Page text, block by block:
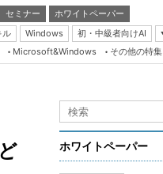
セミナー
ホワイトペーパー
ル Windows 初・中級者向けAI
Server & Storage
Java Agile
Microsoft&Windows その他の特集
ホワイトペーパー